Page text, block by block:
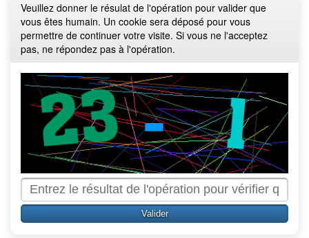
Veuillez donner le résulat de l'opération pour valider que
vous êtes humain. Un cookie sera déposé pour vous
permettre de continuer votre visite. Si vous ne l'acceptez
pas, ne répondez pas à l'opération.